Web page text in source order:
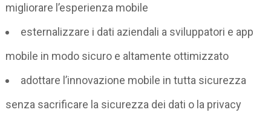
migliorare l’esperienza mobile
esternalizzare i dati aziendali a sviluppatori e app
mobile in modo sicuro e altamente ottimizzato
adottare l’innovazione mobile in tutta sicurezza
senza sacrificare la sicurezza dei dati o la privacy